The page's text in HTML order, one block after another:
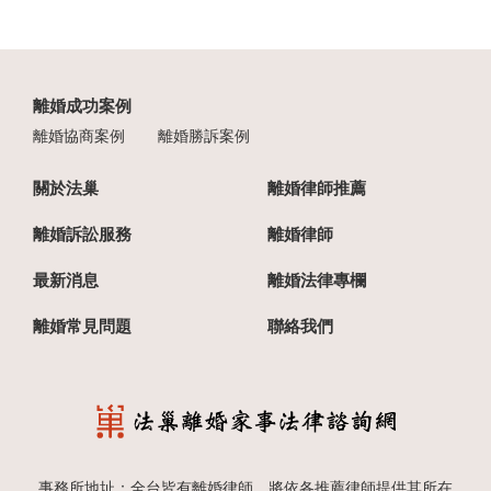
離婚成功案例
離婚協商案例 離婚勝訴案例
關於法巢 離婚律師推薦
離婚訴訟服務 離婚律師
最新消息 離婚法律專欄
離婚常見問題 聯絡我們